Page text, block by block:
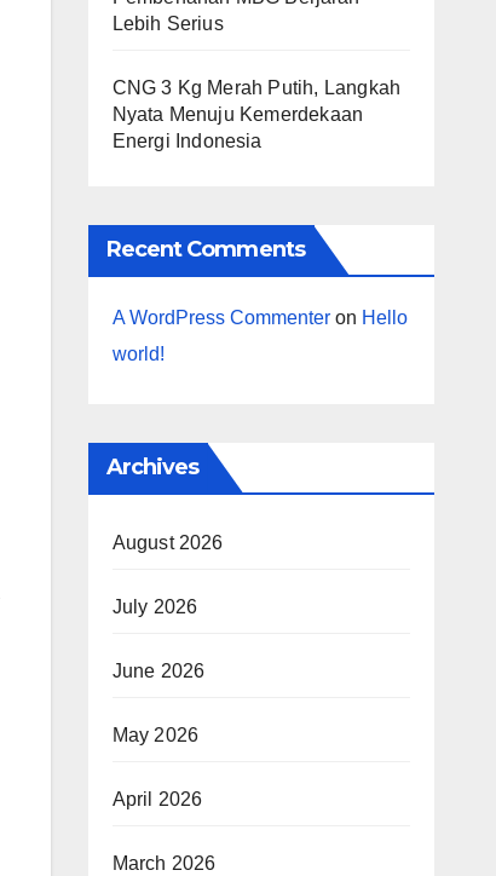
Lebih Serius
CNG 3 Kg Merah Putih, Langkah
Nyata Menuju Kemerdekaan
Energi Indonesia
Recent Comments
A WordPress Commenteron Hello
world!
Archives
August 2026
July 2026
June 2026
May 2026
April 2026
March 2026